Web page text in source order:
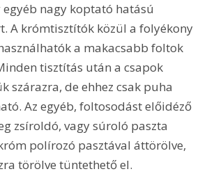
nagy koptató hatású
A krómtisztítók közül a folyékony
a makacsabb foltok
tisztítás után a csapok
szárazra, de ehhez csak puha
Az egyéb, foltosodást előidéző
zsíroldó, vagy súroló paszta
polírozó pasztával áttörölve,
törölve tüntethető el.